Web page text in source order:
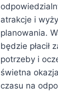
atrakcje i
planowania.
będzie płacił
potrzeby i
świetna
czasu na